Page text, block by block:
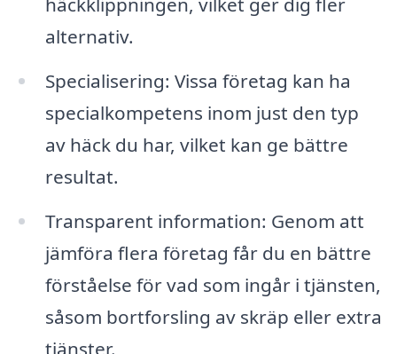
alternativ.
Specialisering: Vissa företag kan ha
specialkompetens inom just den typ
av häck du har, vilket kan ge bättre
resultat.
Transparent information: Genom att
jämföra flera företag får du en bättre
förståelse för vad som ingår i tjänsten,
såsom bortforsling av skräp eller extra
tjänster.